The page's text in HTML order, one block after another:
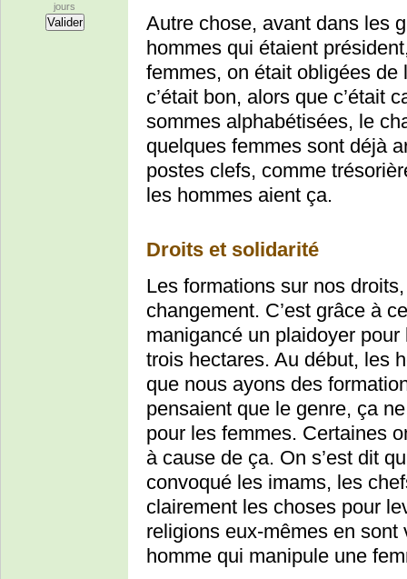
jours
Autre chose, avant dans les
hommes qui étaient
femmes, on était obligées
c’était bon, alors que c’était
sommes alphabétisées, le
quelques femmes sont déjà
postes clefs, comme
les hommes aient ça.
Droits et solidarité
Les formations sur nos
changement. C’est grâce à
manigancé un plaidoyer
trois hectares. Au début, les
que nous ayons des
pensaient que le genre, ça
pour les femmes. Certaines
à cause de ça. On s’est dit
convoqué les imams, les
clairement les choses pour
religions eux-mêmes en
homme qui manipule une